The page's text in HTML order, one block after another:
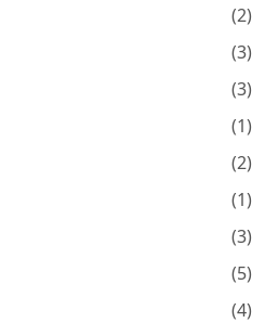
(2)
(3)
(3)
(1)
(2)
(1)
(3)
(5)
(4)